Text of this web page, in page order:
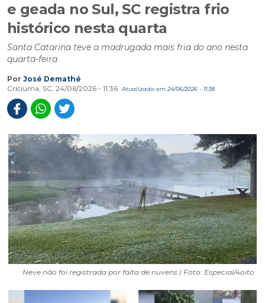
e geada no Sul, SC registra frio
histórico nesta quarta
Santa Catarina teve a madrugada mais fria do ano nesta
quarta-feira
Por José Demathé
Criciúma, SC, 24/06/2026 - 11:36
Atualizado em 24/06/2026 - 11:38
Neve não foi registrada por falta de nuvens | Foto: Especial/4oito